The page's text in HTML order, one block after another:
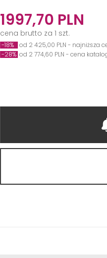
1997,70 PLN
cena brutto za 1 szt.
-18%
od 2 425,00 PLN - najniższa
-28% od 2 774,60 PLN - cena